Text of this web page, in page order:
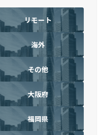
リモート
海外
その他
大阪府
福岡県